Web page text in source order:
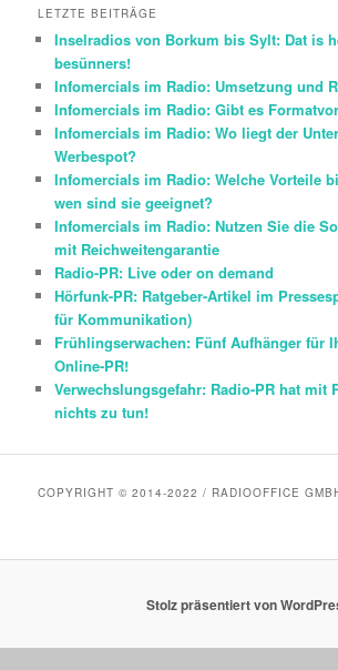
LETZTE BEITRÄGE
Inselradios von Borkum bis Sylt: Dat is
besünners!
Infomercials im Radio: Umsetzung und
Infomercials im Radio: Gibt es
Infomercials im Radio: Wo liegt der
Werbespot?
Infomercials im Radio: Welche Vorteile
wen sind sie geeignet?
Infomercials im Radio: Nutzen Sie die
mit Reichweitengarantie
Radio-PR: Live oder on demand
Hörfunk-PR: Ratgeber-Artikel im
für Kommunikation)
Frühlingserwachen: Fünf Aufhänger für
Online-PR!
Verwechslungsgefahr: Radio-PR hat mit
nichts zu tun!
COPYRIGHT © 2014-2022 / RADIOOFFICE
Stolz präsentiert von